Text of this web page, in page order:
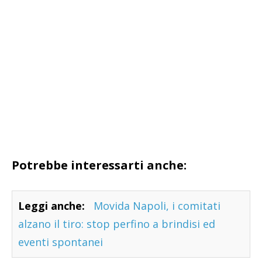
Potrebbe interessarti anche:
Leggi anche:
Movida Napoli, i comitati
alzano il tiro: stop perfino a brindisi ed
eventi spontanei